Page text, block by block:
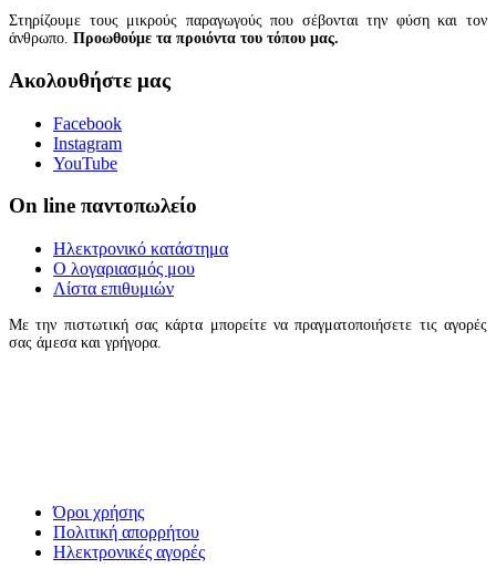
Στηρίζουμε τους μικρούς παραγωγούς που σέβονται την φύση και τον
άνθρωπο. Προωθούμε τα προιόντα του τόπου μας.
Ακολουθήστε μας
Facebook
Instagram
YouTube
On line παντοπωλείο
Ηλεκτρονικό κατάστημα
Ο λογαριασμός μου
Λίστα επιθυμιών
Με την πιστωτική σας κάρτα μπορείτε να πραγματοποιήσετε τις αγορές
σας άμεσα και γρήγορα.
Όροι χρήσης
Πολιτική απορρήτου
Ηλεκτρονικές αγορές